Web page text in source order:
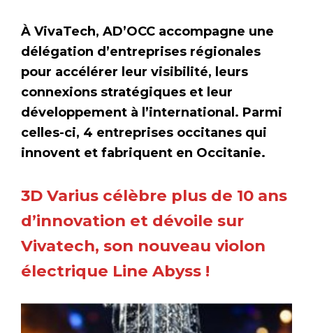
À VivaTech, AD’OCC accompagne une
délégation d’entreprises régionales
pour accélérer leur visibilité, leurs
connexions stratégiques et leur
développement à l’international. Parmi
celles-ci, 4 entreprises occitanes qui
innovent et fabriquent en Occitanie.
3D Varius célèbre plus de 10 ans
d’innovation et dévoile sur
Vivatech, son nouveau violon
électrique Line Abyss !